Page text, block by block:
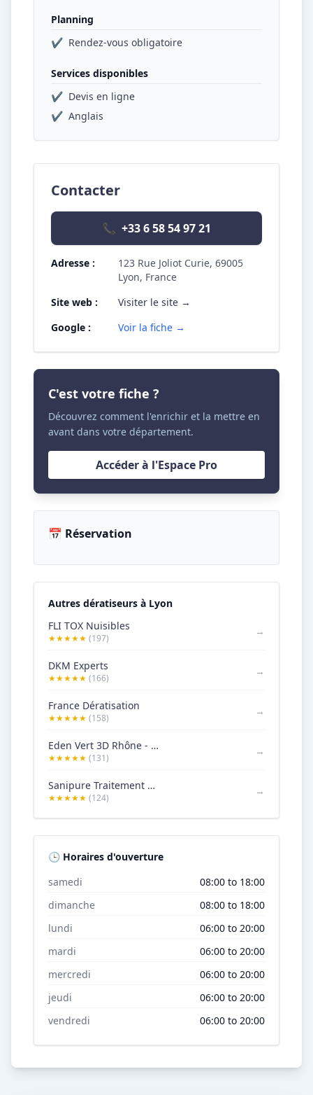
Planning
✔ Rendez-vous obligatoire
Services disponibles
✔ Devis en ligne
✔ Anglais
Contacter
📞 +33 6 58 54 97 21
Adresse :
123 Rue Joliot Curie, 69005
Lyon, France
Site web :
Visiter le site →
Google :
Voir la fiche →
C'est votre fiche ?
Découvrez comment l'enrichir et la mettre en
avant dans votre département.
Accéder à l'Espace Pro
📅 Réservation
Autres dératiseurs à Lyon
FLI TOX Nuisibles
★★★★★ (197)
→
DKM Experts
★★★★★ (166)
→
France Dératisation
★★★★★ (158)
→
Eden Vert 3D Rhône - Services anti-nuisibles
★★★★★ (131)
→
Sanipure Traitement Punaise de Lit Lyon
★★★★★ (124)
→
🕒 Horaires d'ouverture
samedi
08:00 to 18:00
dimanche
08:00 to 18:00
lundi
06:00 to 20:00
mardi
06:00 to 20:00
mercredi
06:00 to 20:00
jeudi
06:00 to 20:00
vendredi
06:00 to 20:00